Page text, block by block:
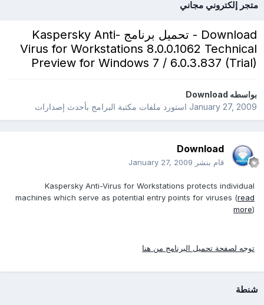
متجر إلكتروني مجاني
Download - تحميل برنامج Kaspersky Anti-
Virus for Workstations 8.0.0.1062 Technical
Preview for Windows 7 / 6.0.3.837 (Trial)
بواسطهDownload
January 27, 2009استورد ملفات مكتبة البرامج بأحدث إصدارات
Download
قام بنشر January 27, 2009
Kaspersky Anti-Virus for Workstations protects individual
machines which serve as potential entry points for viruses (read
more
توجه لصفحة تحميل البرنامج من هنا
شنطة